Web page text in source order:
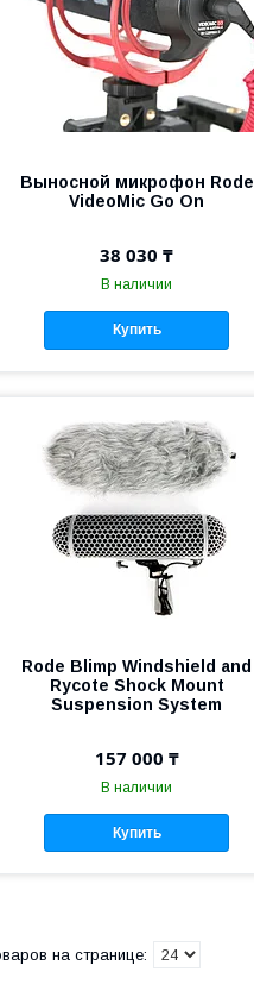
Выносной микрофон Rode
VideoMic Go On
38 030 ₸
В наличии
Купить
Rode Blimp Windshield and
Rycote Shock Mount
Suspension System
157 000 ₸
В наличии
Купить